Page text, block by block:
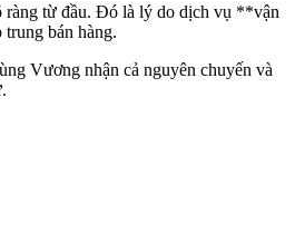
ràng từ đầu. Đó là lý do dịch vụ **vận
bán hàng.
Vương nhận cả nguyên chuyến và